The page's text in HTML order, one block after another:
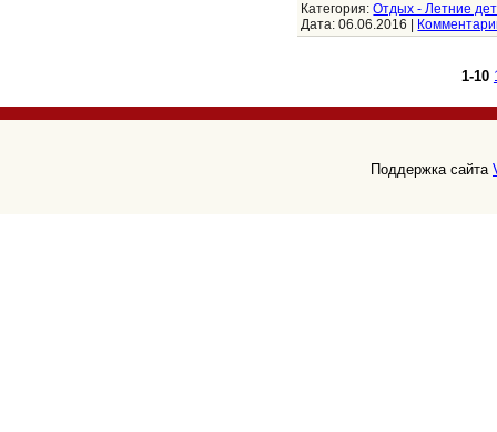
Категория: Отдых - Летние
Дата: 06.06.2016
1-10
Поддержка сайта